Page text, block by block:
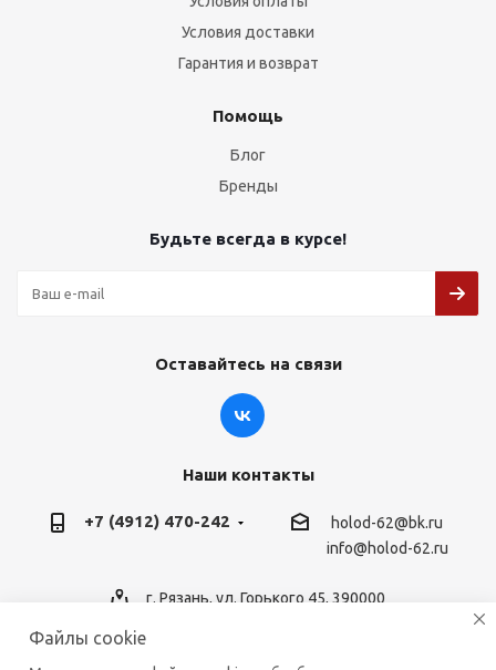
Условия доставки
Гарантия и возврат
Помощь
Блог
Бренды
Будьте всегда в курсе!
Оставайтесь на связи
Наши контакты
+7 (4912) 470-242
holod-62@bk.ru
info@holod-62.ru
г. Рязань, ул. Горького 45, 390000
Файлы cookie